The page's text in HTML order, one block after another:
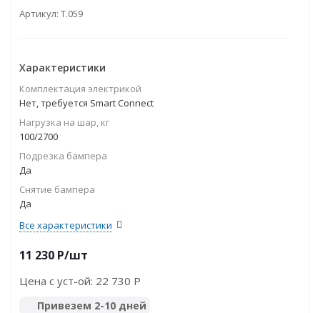
Артикул: T.059
Характеристики
Комплектация электрикой
Нет, требуется Smart Connect
Нагрузка на шар, кг
100/2700
Подрезка бампера
Да
Снятие бампера
Да
Все характеристики
11 230 P/шт
Цена с уст-ой: 22 730 P
Привезем 2-10 дней